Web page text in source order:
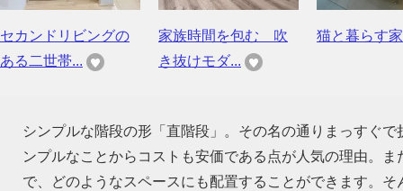
セカンドリビングの
ある二世帯...
家族時間を包む 吹
き抜けモダ...
猫と暮らす家
シンプルな階段の形「直階段」。その名の通りまっすぐ
ンプルなことからコストも安価である点が人気の理由。
で、どのようなスペースにも配置することができます。